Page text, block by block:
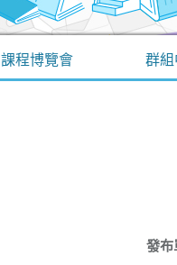
課程博覽會 群
發布